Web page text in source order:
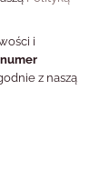
jest w
i
numer
z naszą